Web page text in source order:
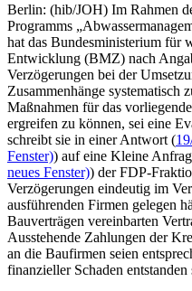
Berlin: (hib/JOH) Im Rahmen
Programms
hat das Bundesministerium für
Entwicklung (BMZ) nach
Verzögerungen bei der
Zusammenhänge systematisch
Maßnahmen für das
ergreifen zu können, sei eine
schreibt sie in einer Antwort (
Fenster)) auf eine Kleine
neues Fenster)) der FDP-
Verzögerungen eindeutig im
ausführenden Firmen gelegen
Bauverträgen vereinbarten
Ausstehende Zahlungen der
an die Baufirmen seien
finanzieller Schaden entstanden